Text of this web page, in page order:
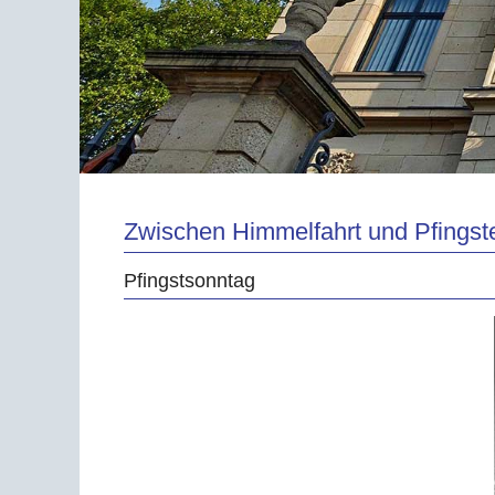
Zwischen Himmelfahrt und
Pfingstsonntag